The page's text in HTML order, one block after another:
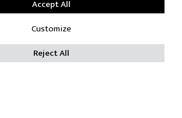
COOKIE POLICY
00688080969 - C.F. 00685880155 C.C.I.A.A.
16230 Capitale sociale Int. Versato €
119.000,00
Customize
Reject All
Accept All